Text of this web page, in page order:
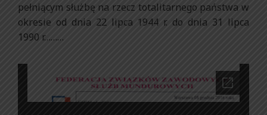
pełniącym służbę na rzecz totalitarnego państwa w
okresie od dnia 22 lipca 1944 r. do dnia 31 lipca
1990 r………